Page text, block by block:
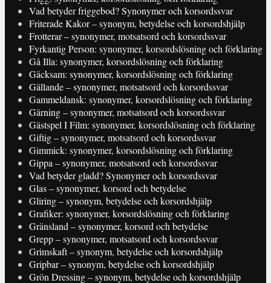
Vad betyder friggebod? Synonymer och korsordssvar
Friterade Kakor – synonym, betydelse och korsordshjälp
Frotterar – synonymer, motsatsord och korsordssvar
Fyrkantig Person: synonymer, korsordslösning och förklaring
Gå Illa: synonymer, korsordslösning och förklaring
Gäcksam: synonymer, korsordslösning och förklaring
Gällande – synonymer, motsatsord och korsordssvar
Gammeldansk: synonymer, korsordslösning och förklaring
Gärning – synonymer, motsatsord och korsordssvar
Gästspel I Film: synonymer, korsordslösning och förklaring
Giftig – synonymer, motsatsord och korsordssvar
Gimmick: synonymer, korsordslösning och förklaring
Gippa – synonymer, motsatsord och korsordssvar
Vad betyder gladd? Synonymer och korsordssvar
Glas – synonymer, korsord och betydelse
Gliring – synonym, betydelse och korsordshjälp
Grafiker: synonymer, korsordslösning och förklaring
Gränsland – synonymer, korsord och betydelse
Grepp – synonymer, motsatsord och korsordssvar
Grimskaft – synonym, betydelse och korsordshjälp
Gripbar – synonym, betydelse och korsordshjälp
Grön Dressing – synonym, betydelse och korsordshjälp